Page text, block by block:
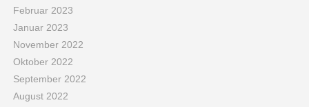
Februar 2023
Januar 2023
November 2022
Oktober 2022
September 2022
August 2022